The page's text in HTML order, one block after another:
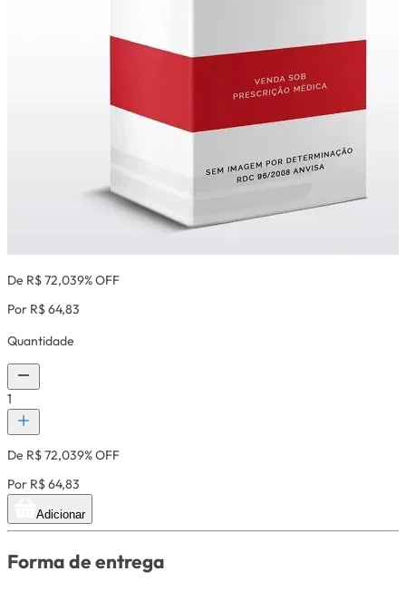
De R$ 72,039% OFF
Por R$ 64,83
Quantidade
1
De R$ 72,039% OFF
Por R$ 64,83
Adicionar
Forma de entrega